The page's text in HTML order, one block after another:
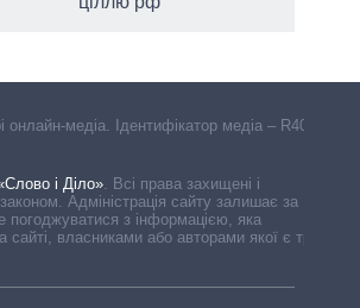
онлайн-медіа. Ідентифікатор медіа – R40-
і Діло». Всі права захищені і
Адміністрація сайту залишає за
погоджуватися з інформацією, яка
сайті, власниками або авторами якої є треті